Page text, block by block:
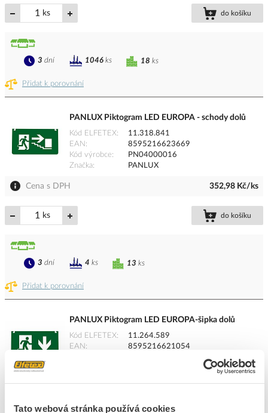
Tato webová stránka používá cookies
ks do košíku
Přidat k porovnání
18 ks
3 dní 1046 ks
PANLUX Piktogram LED EUROPA - schody dolů
Kód ELFETEX
11.318.841
EAN
8595216623669
Kód výrobce
PN04000016
Značka
PANLUX
Cena s DPH 352,98 Kč/ks
ks do košíku
Přidat k porovnání
13 ks
3 dní 4 ks
PANLUX Piktogram LED EUROPA-šipka dolů
Kód ELFETEX
11.264.589
EAN
8595216621054